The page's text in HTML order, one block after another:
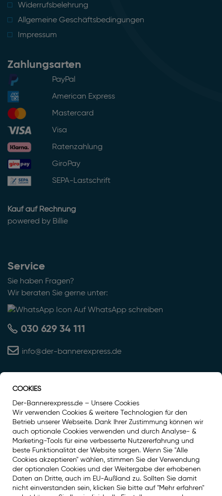
Widerrufsbelehrung
Allgemeine Geschäftsbedingungen
Impressum
Zahlungsarten
PayPal
American Express
Mastercard
Visa
Ratenzahlung
GiroPay
SEPA-Lastschrift
Kauf auf Rechnung
powered by Billie
Service
Sie haben Fragen?
Wir beraten Sie gerne unter:
Auf WhatsApp schreiben
030 629 34 111
info@der-bannerexpress.de
Auszeichnung
COOKIES
Der-Bannerexpress.de – Unsere Cookies
Wir verwenden Cookies & weitere Technologien für den
Betrieb unserer Webseite. Dank Ihrer Zustimmung können wir
auch optionale Cookies verwenden und durch Analyse- &
Marketing-Tools für eine verbesserte Nutzererfahrung und
beste Funktionalität der Website sorgen. Wenn Sie "Alle
Cookies akzeptieren" wählen, stimmen Sie der Verwendung
der optionalen Cookies und der Weitergabe der erhobenen
Daten an Dritte, auch im EU-Außland zu. Sollten Sie damit
nicht einverstanden sein, klicken Sie bitte auf "Mehr erfahren"